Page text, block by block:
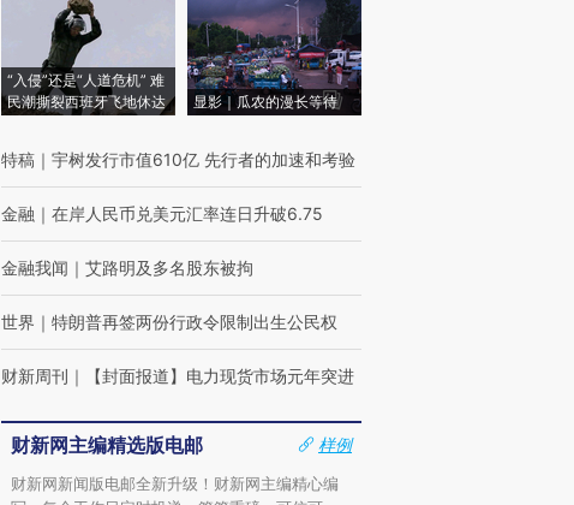
“入侵”还是“人道危机” 难
民潮撕裂西班牙飞地休达
显影｜瓜农的漫长等待
特稿 ｜ 宇树发行市值610亿 先行者的加速和考验
金融 ｜ 在岸人民币兑美元汇率连日升破6.75
金融我闻 ｜ 艾路明及多名股东被拘
世界 ｜ 特朗普再签两份行政令限制出生公民权
财新周刊 ｜ 【封面报道】电力现货市场元年突进
财新网主编精选版电邮
样例
财新网新闻版电邮全新升级！财新网主编精心编